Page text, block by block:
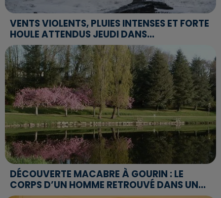
VENTS VIOLENTS, PLUIES INTENSES ET FORTE
HOULE ATTENDUS JEUDI DANS...
DÉCOUVERTE MACABRE À GOURIN : LE
CORPS D’UN HOMME RETROUVÉ DANS UN...